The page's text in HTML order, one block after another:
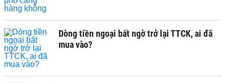
Dòng tiền ngoại bất ngờ trở lại TTCK, ai đã
mua vào?